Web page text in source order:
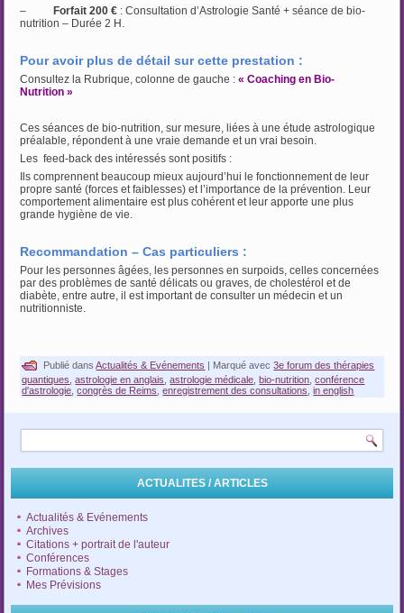
–
Forfait 200 € : Consultation d’Astrologie Santé + séance de bio-
nutrition – Durée 2 H.
Pour avoir plus de détail sur cette prestation :
Consultez la Rubrique, colonne de gauche :« Coaching en Bio-
Nutrition »
Ces séances de bio-nutrition, sur mesure, liées à une étude astrologique
préalable, répondent à une vraie demande et un vrai besoin.
Les feed-back des intéressés sont positifs :
Ils comprennent beaucoup mieux aujourd’hui le fonctionnement de leur
propre santé (forces et faiblesses) et l’importance de la prévention. Leur
comportement alimentaire est plus cohérent et leur apporte une plus
grande hygiène de vie.
Recommandation – Cas particuliers :
Pour les personnes âgées, les personnes en surpoids, celles concernées
par des problèmes de santé délicats ou graves, de cholestérol et de
diabète, entre autre, il est important de consulter un médecin et un
nutritionniste.
Publié dans Actualités & Evénements | Marqué avec 3e forum des thérapies
quantiques ,astrologie en anglais ,astrologie médicale ,bio-nutrition ,conférence
d'astrologie ,congrès de Reims ,enregistrement des consultations ,in english
ACTUALITES / ARTICLES
Actualités & Evénements
Archives
Citations + portrait de l'auteur
Conférences
Formations & Stages
Mes Prévisions